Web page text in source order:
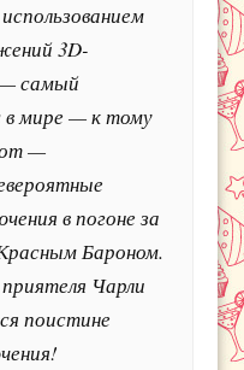
3D-
самый
в мире — к тому
—
в погоне за
Бароном.
Чарли
поистине